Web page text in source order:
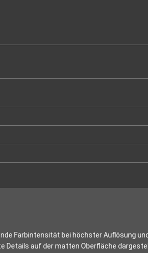
Farbintensität bei höchster Auflösung
auf der matten Oberfläche